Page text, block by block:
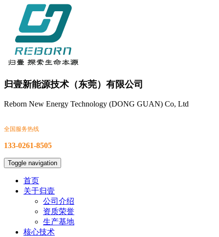
归壹新能源技术（东莞）有限公司
Reborn New Energy Technology (DONG GUAN) Co, Ltd
全国服务热线
133-0261-8505
Toggle navigation
首页
关于归壹
公司介绍
资质荣誉
生产基地
核心技术